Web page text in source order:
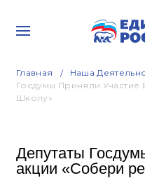
Главная Наша
Госдумы Приняли
Школу»
Депутаты
акции «Собери